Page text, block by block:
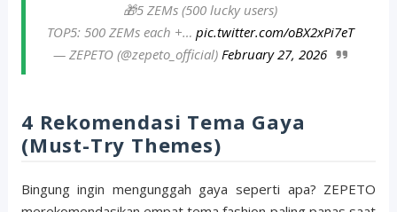
🎁5 ZEMs (500 lucky users)
TOP5: 500 ZEMs each +…pic.twitter.com/oBX2xPi7eT
— ZEPETO (@zepeto_official) February 27, 2026
4 Rekomendasi Tema Gaya
(Must-Try Themes)
Bingung ingin mengunggah gaya seperti apa? ZEPETO